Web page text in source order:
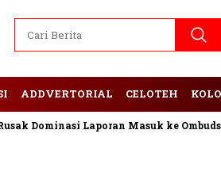
ADDVERTORIAL CELOTEH
Laporan Masuk ke Ombudsman